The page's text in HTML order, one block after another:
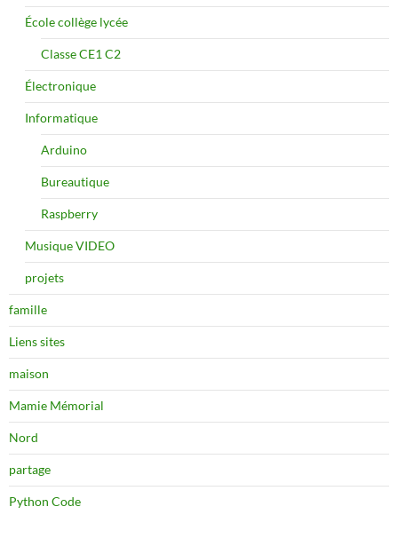
École collège lycée
Classe CE1 C2
Électronique
Informatique
Arduino
Bureautique
Raspberry
Musique VIDEO
projets
famille
Liens sites
maison
Mamie Mémorial
Nord
partage
Python Code